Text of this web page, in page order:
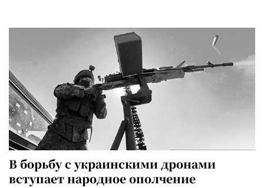
В борьбу с украинскими дронами
вступает народное ополчение